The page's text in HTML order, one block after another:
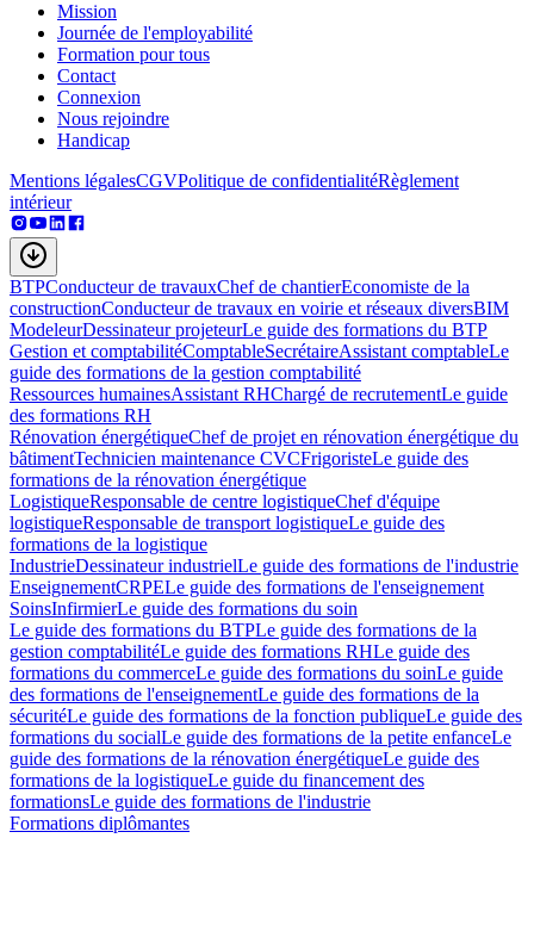
Mission
Journée de l'employabilité
Formation pour tous
Contact
Connexion
Nous rejoindre
Handicap
Mentions légalesCGVPolitique de confidentialitéRèglement
intérieur
BTPConducteur de travauxChef de chantierEconomiste de la
constructionConducteur de travaux en voirie et réseaux diversBIM
ModeleurDessinateur projeteurLe guide des formations du BTP
Gestion et comptabilitéComptableSecrétaireAssistant comptableLe
guide des formations de la gestion comptabilité
Ressources humainesAssistant RHChargé de recrutementLe guide
des formations RH
Rénovation énergétiqueChef de projet en rénovation énergétique du
bâtimentTechnicien maintenance CVCFrigoristeLe guide des
formations de la rénovation énergétique
LogistiqueResponsable de centre logistiqueChef d'équipe
logistiqueResponsable de transport logistiqueLe guide des
formations de la logistique
IndustrieDessinateur industrielLe guide des formations de l'industrie
EnseignementCRPELe guide des formations de l'enseignement
SoinsInfirmierLe guide des formations du soin
Le guide des formations du BTPLe guide des formations de la
gestion comptabilitéLe guide des formations RHLe guide des
formations du commerceLe guide des formations du soinLe guide
des formations de l'enseignementLe guide des formations de la
sécuritéLe guide des formations de la fonction publiqueLe guide des
formations du socialLe guide des formations de la petite enfanceLe
guide des formations de la rénovation énergétiqueLe guide des
formations de la logistiqueLe guide du financement des
formationsLe guide des formations de l'industrie
Formations diplômantes